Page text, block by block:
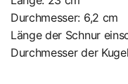
Durchmesser: 6,2 cm
Länge der Schnur
Durchmesser der